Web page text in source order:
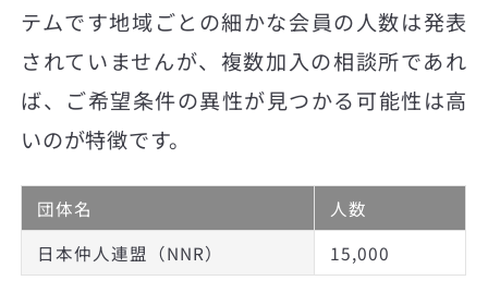
テムです地域ごとの細かな会員の人数は発表
されていませんが、複数加入の相談所であれ
ば、ご希望条件の異性が見つかる可能性は高
いのが特徴です。
団体名
人数
日本仲人連盟（NNR）
15,000